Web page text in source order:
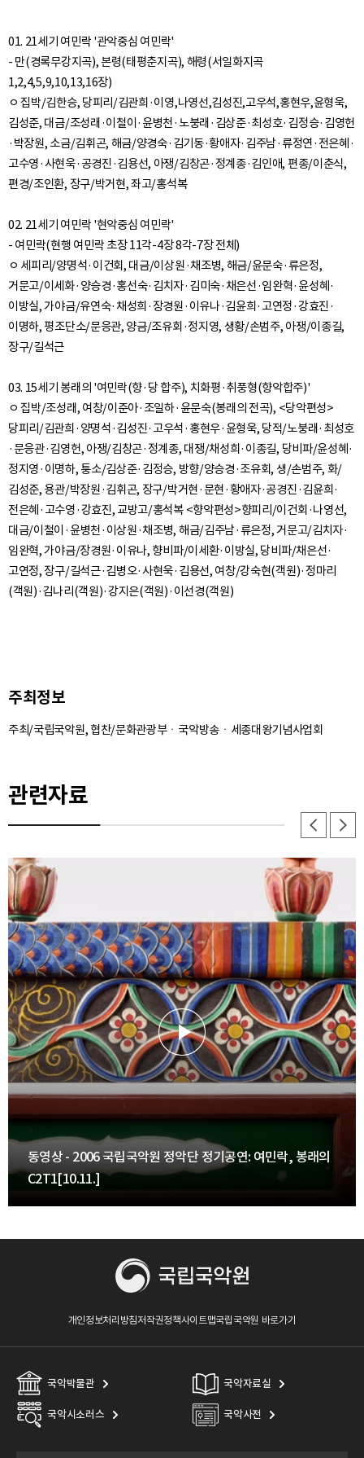
01. 21세기 여민락 '관악중심 여민락'
- 만(경록무강지곡), 본령(태평춘지곡), 해령(서일화지곡
1,2,4,5,9,10,13,16장)
ㅇ 집박/김한승, 당피리/김관희·이영,나영선,김성진,고우석,홍현우,윤형욱,
김성준, 대금/조성래·이철이·윤병천·노붕래·김상준·최성호·김정승·김영헌
·박장원, 소금/김휘곤, 해금/양경숙·김기동·황애자·김주남·류정연·전은혜·
고수영·사현욱·공경진·김용선, 아쟁/김창곤·정계종·김인애, 편종/이춘식,
편경/조인환, 장구/박거현, 좌고/홍석복
02. 21세기 여민락 '현악중심 여민락'
- 여민락(현행 여민락 초장 11각-4장 8각-7장 전체)
ㅇ 세피리/양명석·이건회, 대금/이상원·채조병, 해금/윤문숙·류은정,
거문고/이세화·양승경·홍선숙·김치자·김미숙·채은선·임완혁·윤성혜·
이방실, 가야금/유연숙·채성희·장경원·이유나·김윤희·고연정·강효진·
이명하, 평조단소/문응관, 양금/조유회·정지영, 생황/손범주, 아쟁/이종길,
장구/길석근
03. 15세기 봉래의 '여민락(향·당 합주), 치화평·취풍형(향악합주)'
ㅇ 집박/조성래, 여창/이준아·조일하·윤문숙(봉래의 전곡), <당악편성>
당피리/김관희·양명석·김성진·고우석·홍현우·윤형욱, 당적/노붕래·최성호
·문응관·김영헌, 아쟁/김창곤·정계종, 대쟁/채성희·이종길, 당비파/윤성혜·
정지영·이명하, 퉁소/김상준·김정승, 방향/양승경·조유회, 생/손범주, 화/
김성준, 용관/박장원·김휘곤, 장구/박거현·문현·황애자·공경진·김윤희·
전은혜·고수영·강효진, 교방고/홍석복 <향악편성>향피리/이건회·나영선,
대금/이철이·윤병천·이상원·채조병, 해금/김주남·류은정, 거문고/김치자·
임완혁, 가야금/장경원·이유나, 향비파/이세환·이방실, 당비파/채은선·
고연정, 장구/길석근·김병오·사현욱·김용선, 여창/강숙현(객원)·정마리
주최정보
주최/국립국악원, 협찬/문화관광부ㆍ국악방송ㆍ세종대왕기념사업회
관련자료
동영상 - 2006 국립국악원 정악단 정기공연: 여민락, 봉래의
C2T1[10.11.]
개인정보처리방침저작권정책사이트맵국립국악원 바로가기
국악박물관 국악자료실
국악시소러스 국악사전